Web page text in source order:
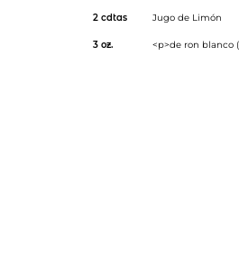
2 cdtas Jugo de Limón
3 oz. <p>de ron blanco